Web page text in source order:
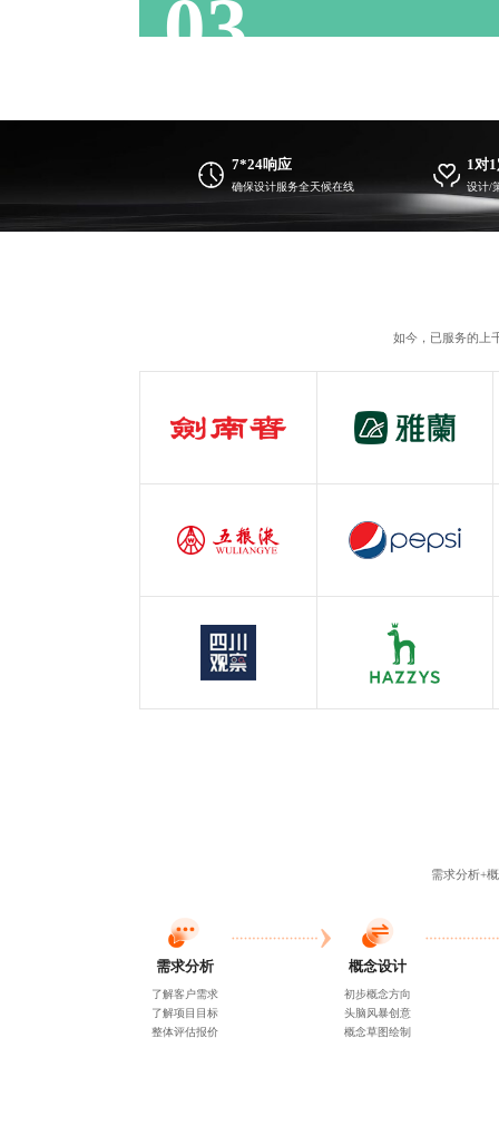
03
7*24响应
确保设计服务全天候在线
1对
设计/
如今，已服务的上
服装行业
四川观察
四川观察
哈吉斯
服装行业
需求分析+
需求分析
了解客户需求
了解项目目标
整体评估报价
概念设计
初步概念方向
头脑风暴创意
概念草图绘制